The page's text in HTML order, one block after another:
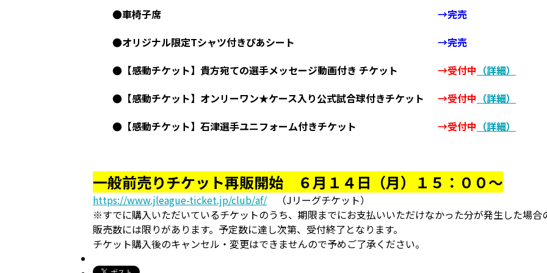
●車椅子席
→完売
●オリジナル限定Tシャツ付きぴあシート
→完売
●【感動チケット】貴方宛ての選手メッセージ動画付き チケット
→受付中 （詳細）
●【感動チケット】オンリーワン★ケース入り公式試合球付きチケット
→受付中 （詳細）
●【感動チケット】石津選手ユニフォーム付きチケット
→受付中 （詳細）
一般前売りチケット再販開始 ６月１４日（月）１５：００～
https://www.jleague-ticket.jp/club/af/ （Jリーグチケット）
※すでに購入いただいているチケットのうち、期限までにお支払いいただけなかった分が発生した場合
販売数には限りがあります。予定数に達し次第、受付終了となります。
チケット購入後のキャンセル・変更はできませんので予めご了承ください。